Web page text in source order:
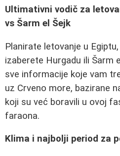
Ultimativni vodič za
vs Šarm el Šejk
Planirate letovanje u
izaberete Hurgadu ili Šarm
sve informacije koje vam
uz Crveno more, bazirane
koji su već boravili u ovoj
faraona.
Klima i najbolji period za